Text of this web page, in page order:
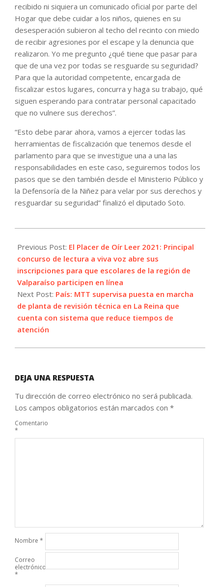
recibido ni siquiera un comunicado oficial por parte del
Hogar que debe cuidar a los niños, quienes en su
desesperación subieron al techo del recinto con miedo
de recibir agresiones por el escape y la denuncia que
realizaron. Yo me pregunto ¿qué tiene que pasar para
que de una vez por todas se resguarde su seguridad?
Para que la autoridad competente, encargada de
fiscalizar estos lugares, concurra y haga su trabajo, qué
siguen esperando para contratar personal capacitado
que no vulnere sus derechos”.
“Esto debe parar ahora, vamos a ejercer todas las
herramientas de fiscalización que tenemos desde el
parlamento para que se investigue una a una las
responsabilidades en este caso, seguiremos todos los
pasos que se den también desde el Ministerio Público y
la Defensoría de la Niñez para velar por sus derechos y
resguardar su seguridad” finalizó el diputado Soto.
04-
27
Previous Post: El Placer de Oír Leer 2021: Principal
concurso de lectura a viva voz abre sus
inscripciones para que escolares de la región de
Valparaíso participen en línea
Next Post: País: MTT supervisa puesta en marcha
de planta de revisión técnica en La Reina que
cuenta con sistema que reduce tiempos de
atención
DEJA UNA RESPUESTA
Tu dirección de correo electrónico no será publicada.
Los campos obligatorios están marcados con *
Comentario
*
Nombre *
Correo
electrónico
*